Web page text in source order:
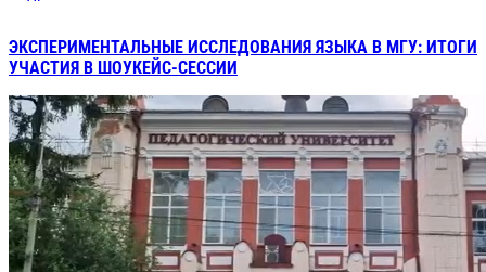
ЭКСПЕРИМЕНТАЛЬНЫЕ ИССЛЕДОВАНИЯ ЯЗЫКА В МГУ: ИТОГИ
УЧАСТИЯ В ШОУКЕЙС-СЕССИИ